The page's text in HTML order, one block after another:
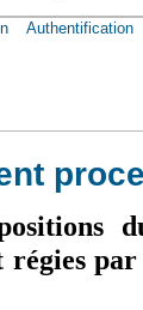
Authentification
régies